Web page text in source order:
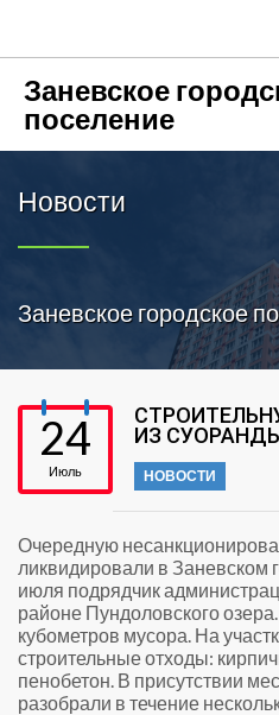
Заневское
поселение
Новости
Заневское городское
24
Июль
ИЗ
НОВОСТИ
Очередную
ликвидировали в Заневском
июля подрядчик
районе Пундоловского
кубометров мусора. На
строительные отходы:
пенобетон. В присутствии
разобрали в течение